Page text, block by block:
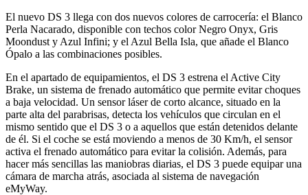
El nuevo DS 3 llega con dos nuevos colores de carrocería: el Blanco
Perla Nacarado, disponible con techos color Negro Onyx, Gris
Moondust y Azul Infini; y el Azul Bella Isla, que añade el Blanco
Ópalo a las combinaciones posibles.
En el apartado de equipamientos, el DS 3 estrena el Active City
Brake, un sistema de frenado automático que permite evitar choques
a baja velocidad. Un sensor láser de corto alcance, situado en la
parte alta del parabrisas, detecta los vehículos que circulan en el
mismo sentido que el DS 3 o a aquellos que están detenidos delante
de él. Si el coche se está moviendo a menos de 30 Km/h, el sensor
activa el frenado automático para evitar la colisión. Además, para
hacer más sencillas las maniobras diarias, el DS 3 puede equipar una
cámara de marcha atrás, asociada al sistema de navegación
eMyWay.